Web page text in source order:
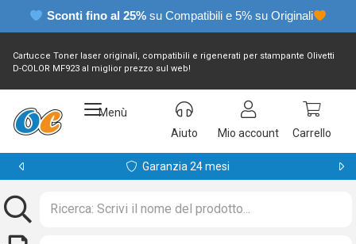
Sconti fino al 25% su Compatibili e 5% su Originali
Cartucce Toner laser originali, compatibili e rigenerati per stampante Olivetti
D-COLOR MF923 al miglior prezzo sul web!
Menù
Aiuto
Mio account Carrello
Garanzia 24 mesi